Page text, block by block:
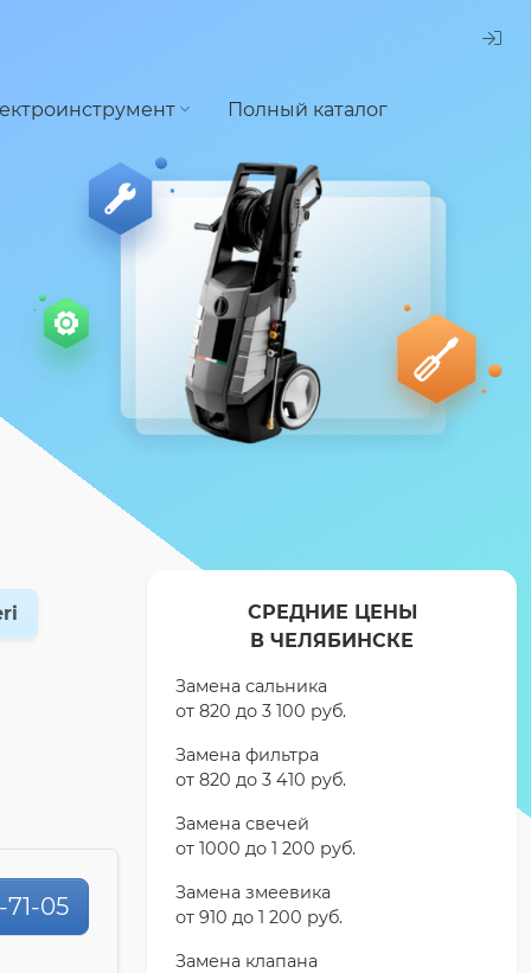
Полный каталог
71-05
СРЕДНИЕ ЦЕНЫ
В ЧЕЛЯБИНСКЕ
Замена сальника
от 820 до 3 100 pyб.
Замена фильтра
от 820 до 3 410 pyб.
Замена свечей
от 1000 до 1 200 pyб.
Замена змеевика
от 910 до 1 200 pyб.
Замена клапана